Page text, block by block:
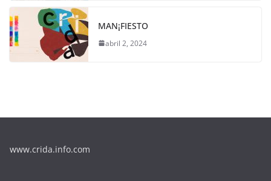
MAN¡FIESTO
abril 2, 2024
www.crida.info.com